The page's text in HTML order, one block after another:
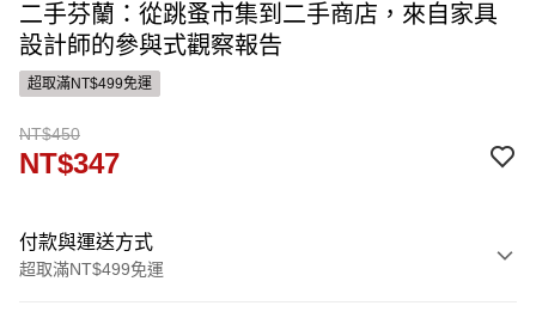
二手芬蘭：從跳蚤市集到二手商店，來自家具
設計師的參與式觀察報告
超取滿NT$499免運
NT$450
NT$347
付款與運送方式
超取滿NT$499免運